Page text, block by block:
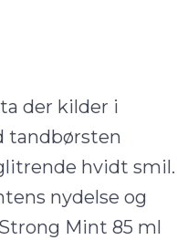
der kilder i
tandbørsten
hvidt smil.
nydelse og
Mint 85 ml